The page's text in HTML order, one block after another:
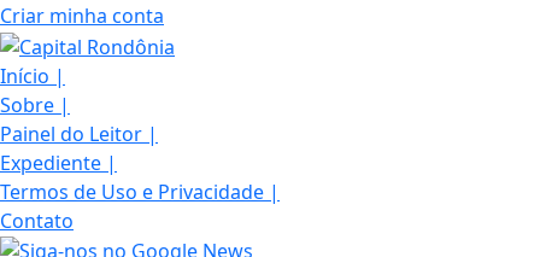
Criar minha conta
Início |
Sobre |
Painel do Leitor |
Expediente |
Termos de Uso e Privacidade |
Contato